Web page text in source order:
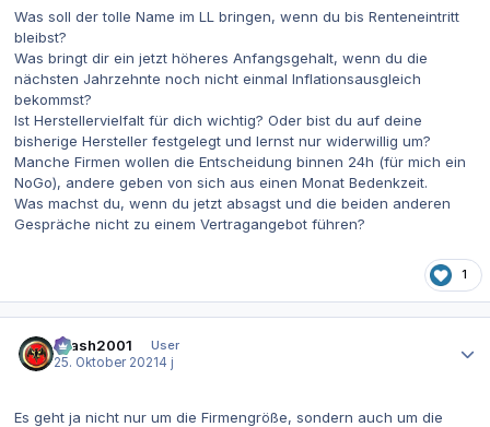
Was soll der tolle Name im LL bringen, wenn du bis Renteneintritt
bleibst?
Was bringt dir ein jetzt höheres Anfangsgehalt, wenn du die
nächsten Jahrzehnte noch nicht einmal Inflationsausgleich
bekommst?
Ist Herstellervielfalt für dich wichtig? Oder bist du auf deine
bisherige Hersteller festgelegt und lernst nur widerwillig um?
Manche Firmen wollen die Entscheidung binnen 24h (für mich ein
NoGo), andere geben von sich aus einen Monat Bedenkzeit.
Was machst du, wenn du jetzt absagst und die beiden anderen
Gespräche nicht zu einem Vertragangebot führen?
1
Crash2001
User
25. Oktober 2021 4 j
Es geht ja nicht nur um die Firmengröße, sondern auch um die